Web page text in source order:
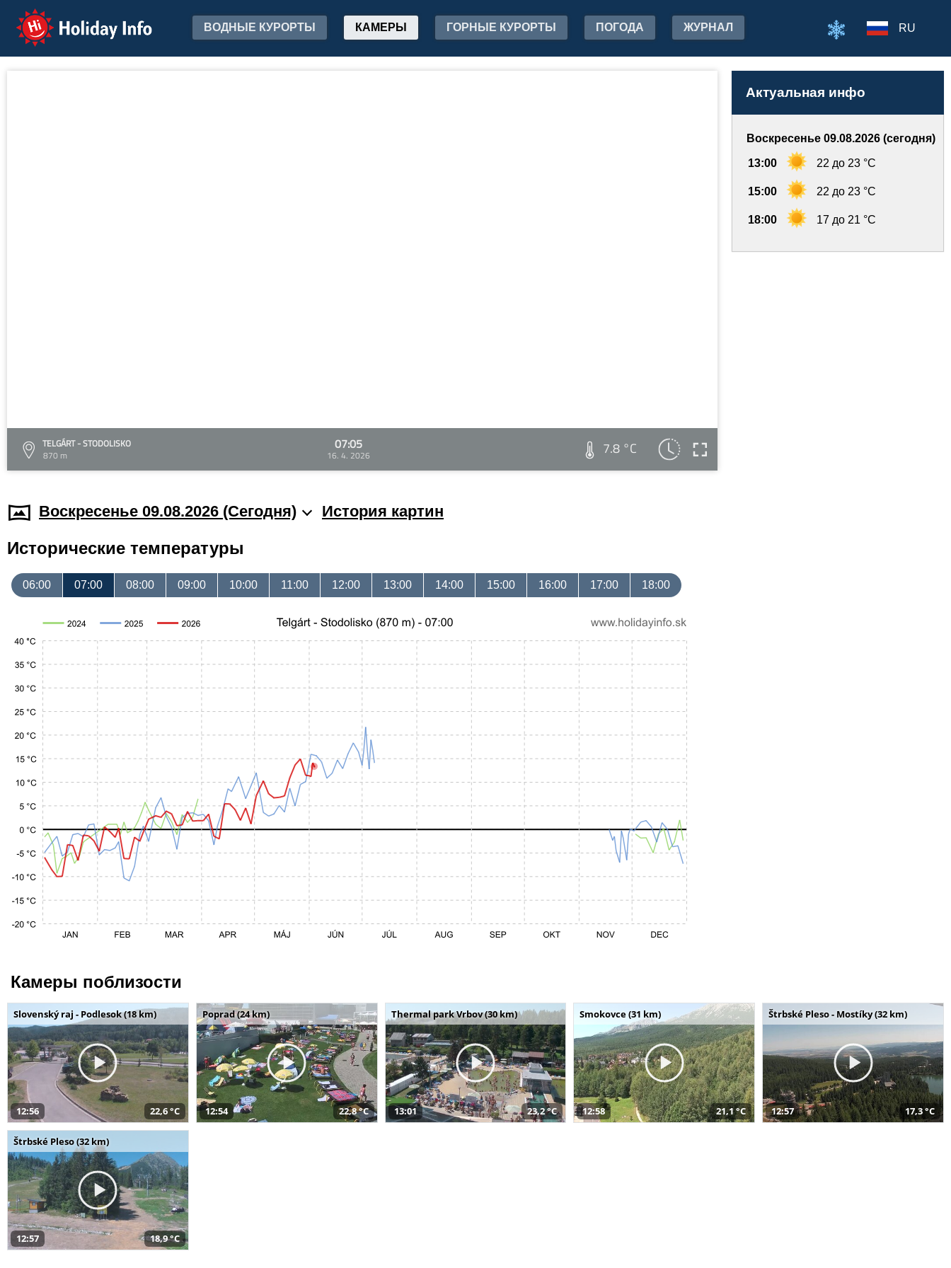
Holiday Info ВОДНЫЕ КУРОРТЫ КАМЕРЫ ГОРНЫЕ КУРОРТЫ ПОГОДА ЖУРНАЛ RU
TELGÁRT - STODOLISKO
870 m
07:05
16. 4. 2026 7.8 °C
Актуальная инфо
Воскресенье 09.08.2026 (сегодня)
13:00 22 до 23 °C
15:00 22 до 23 °C
18:00 17 до 21 °C
Воскресенье 09.08.2026 (Cегодня) История картин
Исторические температуры
06:00 07:00 08:00 09:00 10:00 11:00 12:00 13:00 14:00 15:00 16:00 17:00 18:00
Камеры поблизости
Slovenský raj - Podlesok (18 km)
12:56 22,6 °C
Poprad (24 km)
12:54 22,8 °C
Thermal park Vrbov (30 km)
13:01 23,2 °C
Smokovce (31 km)
12:58 21,1 °C
Štrbské Pleso - Mostíky (32 km)
12:57 17,3 °C
Štrbské Pleso (32 km)
12:57 18,9 °C